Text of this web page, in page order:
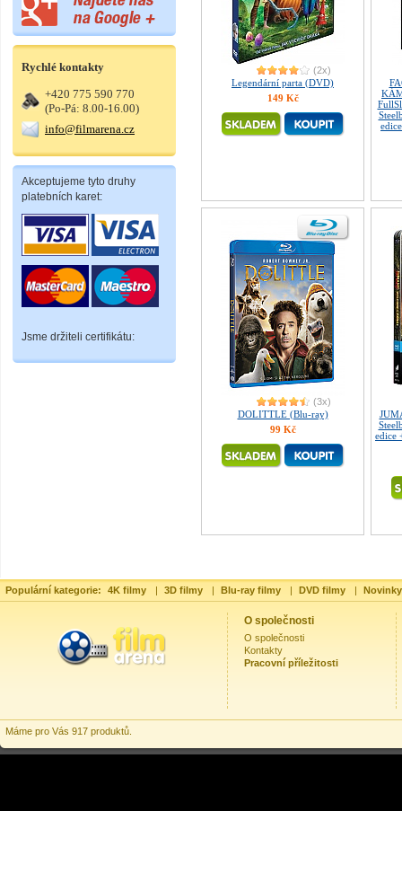
Rychlé kontakty
+420 775 590 770
(Po-Pá: 8.00-16.00)
info@filmarena.cz
Akceptujeme tyto druhy
platebních karet:
Jsme držiteli certifikátu:
(2x)
Legendární parta (DVD)
149 Kč
(3x)
DOLITTLE (Blu-ray)
99 Kč
edice
Populární kategorie: 4K filmy | 3D filmy | Blu-ray filmy | DVD filmy |
O společnosti
O společnosti
Kontakty
Pracovní příležitosti
Máme pro Vás 917 produktů.